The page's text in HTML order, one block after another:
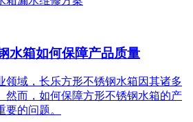
水箱如何保障产品质量
领域，长乐方形不锈钢水箱因其诸多
然而，如何保障方形不锈钢水箱的产
的问题。